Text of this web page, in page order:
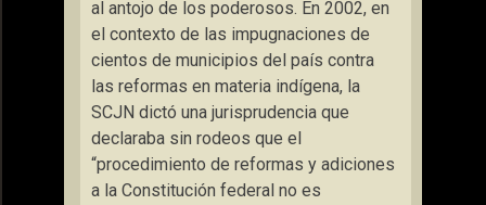
al antojo de los poderosos. En 2002, en
el contexto de las impugnaciones de
cientos de municipios del país contra
las reformas en materia indígena, la
SCJN dictó una jurisprudencia que
declaraba sin rodeos que el
“procedimiento de reformas y adiciones
a la Constitución federal no es